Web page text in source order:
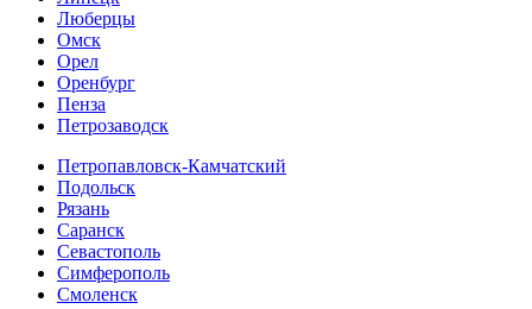
Люберцы
Омск
Орел
Оренбург
Пенза
Петрозаводск
Петропавловск-Камчатский
Подольск
Рязань
Саранск
Севастополь
Симферополь
Смоленск